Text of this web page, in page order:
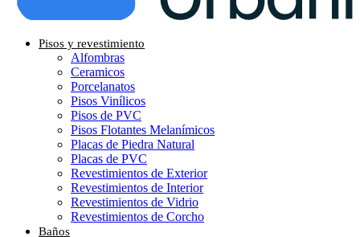
Menu Pisos y revestimiento
Alfombras
Ceramicos
Porcelanatos
Pisos Vinílicos
Pisos de PVC
Pisos Flotantes Melanímicos
Placas de Piedra Natural
Placas de PVC
Revestimientos de Exterior
Revestimientos de Interior
Revestimientos de Vidrio
Revestimientos de Corcho
Baños